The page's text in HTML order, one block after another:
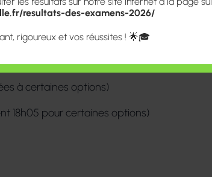
à certaines options)
18h05 pour certaines options)
resultats-des-examens-2026/
rigoureux et vos réussites ! 🌟🎓